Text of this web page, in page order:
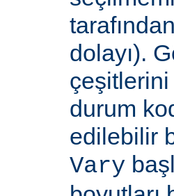
dolayı).
durum
edilebilir
Vary